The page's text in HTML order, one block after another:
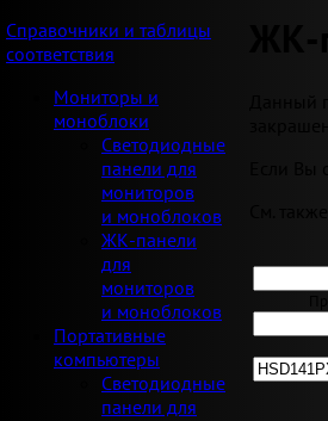
Справочники и таблицы
соответствия
Мониторы и
моноблоки
Светодиодные
панели для
мониторов
и моноблоков
ЖК-панели
для
мониторов
и моноблоков
Портативные
компьютеры
Светодиодные
панели для
Данный
Если